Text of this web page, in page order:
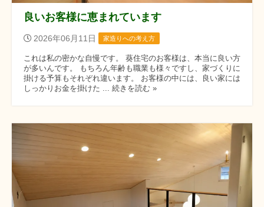
良いお客様に恵まれています
2026年06月11日 家造りへの考え方
これは私の密かな自慢です。 葵住宅のお客様は、本当に良い方
が多いんです。 もちろん年齢も職業も様々ですし、家づくりに
掛ける予算もそれぞれ違います。 お客様の中には、良い家には
しっかりお金を掛けた ... 続きを読む »